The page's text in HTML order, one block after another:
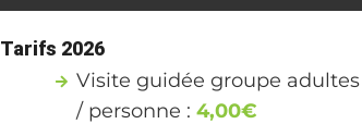
Tarifs 2026
Visite guidée groupe adultes
/ personne :4,00€